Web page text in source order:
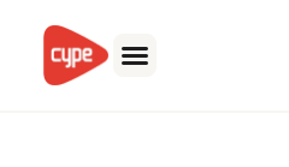
content